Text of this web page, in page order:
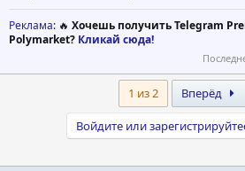
Реклама: 🔥 Хочешь получить Telegram
Polymarket? Кликай сюда!
1 из 2 Вперёд
Войдите или